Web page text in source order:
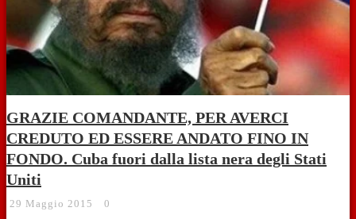
GRAZIE COMANDANTE, PER AVERCI
CREDUTO ED ESSERE ANDATO FINO IN
FONDO. Cuba fuori dalla lista nera degli Stati
Uniti
29 Maggio 2015 0